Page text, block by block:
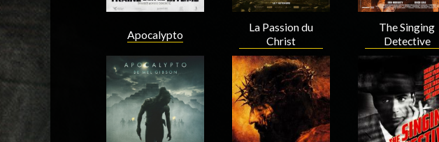
Acteur Réalisateur Acteur
Apocalypto
La Passion du
Christ
The Singing
Detective